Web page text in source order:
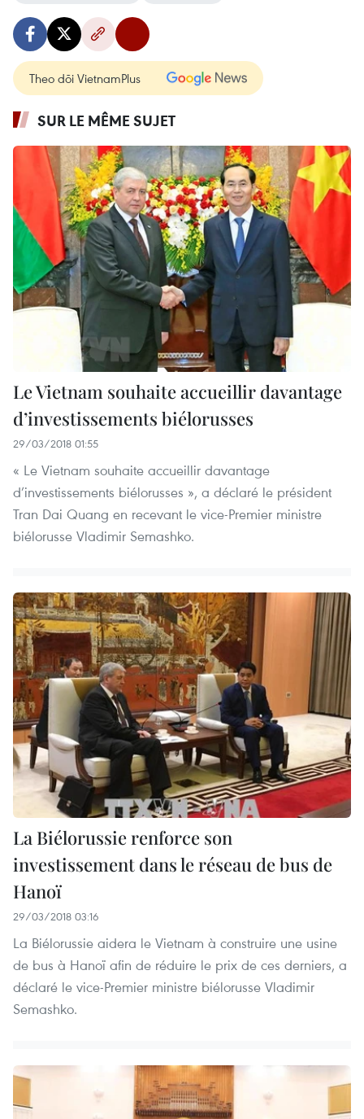
Theo dõi VietnamPlus
SUR LE MÊME SUJET
Le Vietnam souhaite accueillir davantage
d’investissements biélorusses
29/03/2018 01:55
« Le Vietnam souhaite accueillir davantage
d’investissements biélorusses », a déclaré le président
Tran Dai Quang en recevant le vice-Premier ministre
biélorusse Vladimir Semashko.
La Biélorussie renforce son
investissement dans le réseau de bus de
Hanoï
29/03/2018 03:16
La Biélorussie aidera le Vietnam à construire une usine
de bus à Hanoï afin de réduire le prix de ces derniers, a
déclaré le vice-Premier ministre biélorusse Vladimir
Semashko.